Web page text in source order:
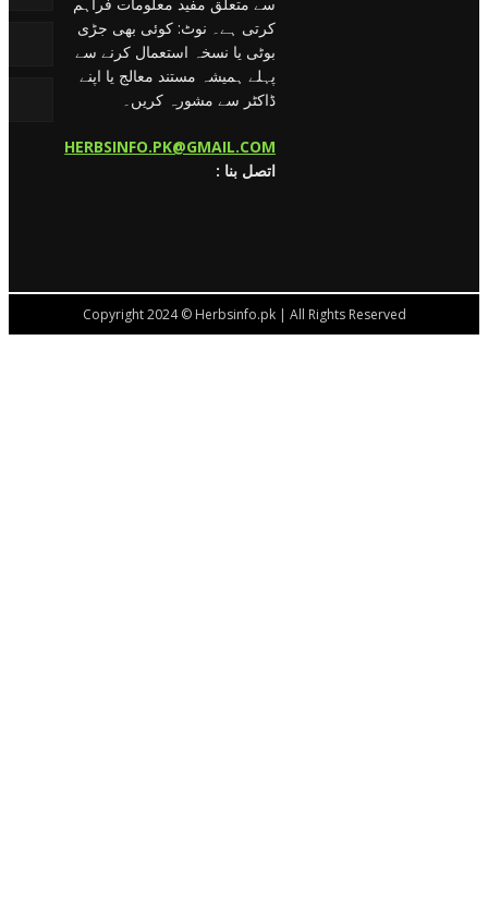
کرتی ہے۔ نوٹ: کوئی بھی جڑی
بوٹی یا نسخہ استعمال کرنے سے
پہلے ہمیشہ مستند معالج یا اپنے
ڈاکٹر سے مشورہ کریں۔
HERBSINFO.PK@GMAIL.COM
: اتصل بنا
Copyright 2024 © Herbsinfo.pk | All Rights Reserved